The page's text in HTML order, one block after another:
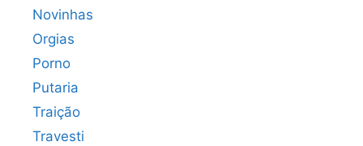
Novinhas
Orgias
Porno
Putaria
Traição
Travesti